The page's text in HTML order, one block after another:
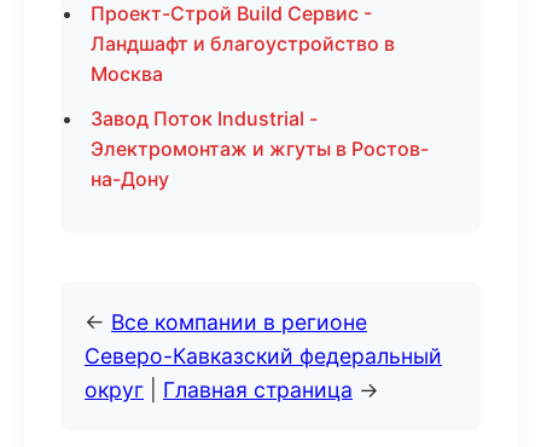
Проект-Строй Build Сервис -
Ландшафт и благоустройство в
Москва
Завод Поток Industrial -
Электромонтаж и жгуты в Ростов-
на-Дону
← Все компании в регионе
Северо-Кавказский федеральный
округ
Главная страница →